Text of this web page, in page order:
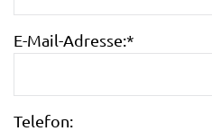
E-Mail-Adresse:*
Telefon: